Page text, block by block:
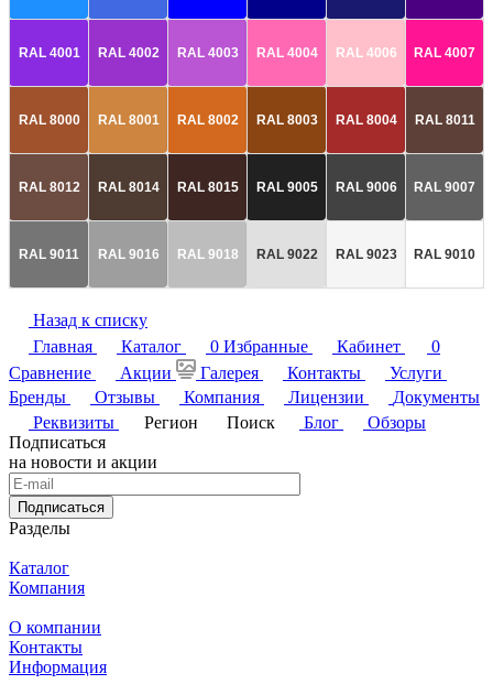
RAL 4001 RAL 4002 RAL 4003 RAL 4004 RAL 4006 RAL 4007
RAL 8000 RAL 8001 RAL 8002 RAL 8003 RAL 8004 RAL 8011
RAL 8012 RAL 8014 RAL 8015 RAL 9005 RAL 9006 RAL 9007
RAL 9011 RAL 9016 RAL 9018 RAL 9022 RAL 9023 RAL 9010
Назад к списку
Главная
Каталог 0 Избранные Кабинет
0
Сравнение
Акции Галерея Контакты
Услуги
Бренды
Отзывы Компания Лицензии
Документы
Реквизиты
Регион Поиск Блог
Обзоры
Подписаться
на новости и акции
Подписаться
Разделы
Каталог
Компания
О компании
Контакты
Информация